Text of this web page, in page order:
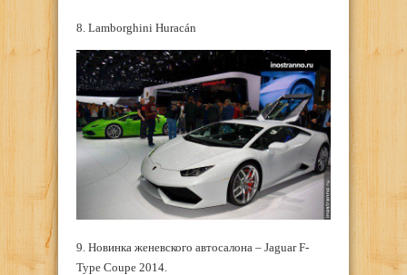
8. Lamborghini Huracán
9. Новинка женевского автосалона – Jaguar F-
Type Coupe 2014.